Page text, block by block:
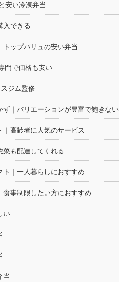
安い冷凍弁当
入できる
トップバリュの安い弁当
門で価格も安い
ジム監修
ず｜バリエーションが豊富で飽きない
｜高齢者に人気のサービス
菜も配達してくれる
ト｜一人暮らしにおすすめ
食事制限したい方におすすめ
い
当